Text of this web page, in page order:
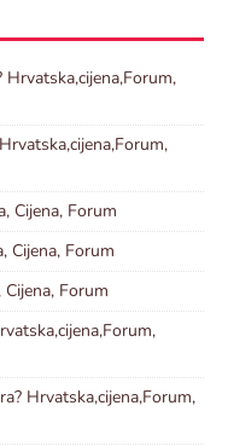
Cijena, Forum
Cijena, Forum
Forum
Hrvatska,cijena,Forum,